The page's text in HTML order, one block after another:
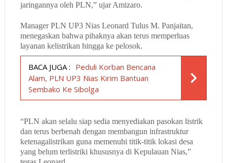
jaringannya oleh PLN,” ujar Amizaro.
Manager PLN UP3 Nias Leonard Tulus M. Panjaitan,
menegaskan bahwa pihaknya akan terus memperluas
layanan kelistrikan hingga ke pelosok.
BACA JUGA : Peduli Korban Bencana
Alam, PLN UP3 Nias Kirim Bantuan
Sembako Ke Sibolga
“PLN akan selalu siap sedia menyediakan pasokan listrik
dan terus berbenah dengan membangun infrastruktur
ketenagalistrikan guna memenuhi titik-titik lokasi desa
yang belum terlistriki khususnya di Kepulauan Nias,”